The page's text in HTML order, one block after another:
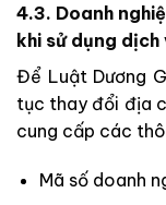
4.3. Doanh
khi sử dụng dịch
Để Luật Dương
tục thay đổi địa
cung cấp các
Mã số doanh